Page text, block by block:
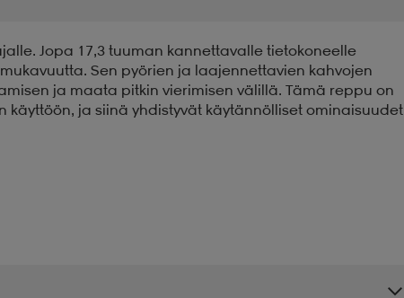
Jopa 17,3 tuuman kannettavalle tietokoneelle
Sen pyörien ja laajennettavien kahvojen
ja maata pitkin vierimisen välillä. Tämä reppu on
ja siinä yhdistyvät käytännölliset ominaisuudet